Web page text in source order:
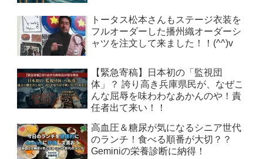
トータス松本さんもステージ衣装を
フルオーダーした播州織オーダーシ
ャツを注文して来ました！！(^^)v
【緊急寄稿】日本初の「監視団
体」？ 誇り高き兵庫県民が、なぜこ
んな屈辱を味わわなあかんのや！責
任者出て来い！！
高血圧＆糖尿が気になるシニア世代
のランチ！食べる順番が大切？？
Geminiの栄養診断に納得！